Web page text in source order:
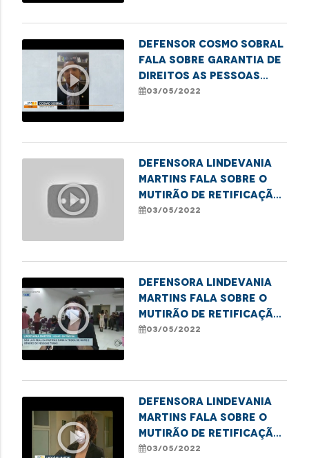
LGBTQIA+ em Imperatriz.
play_circle_outline
Defensor Cosmo Sobral
fala sobre garantia de
direitos as pessoas
com Transtorno do
03/05/2022
play_circle_outline
Defensora Lindevania
Martins fala sobre o
mutirão de retificação
de nome social para
03/05/2022
play_circle_outline
Defensora Lindevania
Martins fala sobre o
mutirão de retificação
de nome social para
03/05/2022
play_circle_outline
Defensora Lindevania
Martins fala sobre o
mutirão de retificação
de nome social para
03/05/2022